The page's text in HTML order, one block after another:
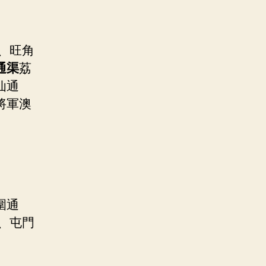
旺角
渠荔
通
軍澳
通
屯門